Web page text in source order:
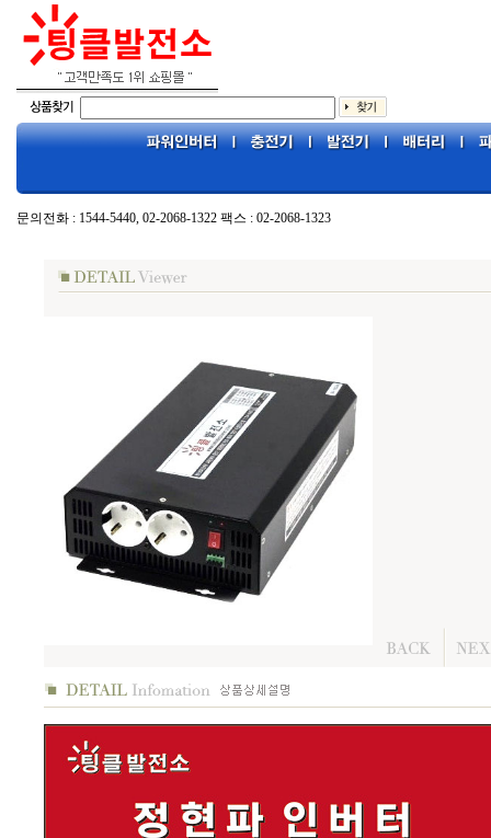
문의전화 : 1544-5440, 02-2068-1322 팩스 : 02-2068-1323